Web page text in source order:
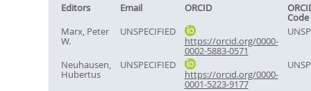
Editors Email ORCID
Code
Marx, Peter
W.
UNSPECIFIED
https://orcid.org/0000-
0002-5883-0571
Neuhausen,
Hubertus
UNSPECIFIED
https://orcid.org/0000-
0001-5223-9177